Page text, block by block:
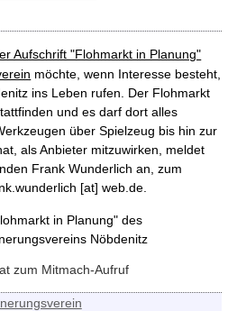
möchte, wenn Interesse besteht,
ins Leben rufen. Der Flohmarkt
und es darf dort alles
über Spielzeug bis hin zur
als Anbieter mitzuwirken, meldet
Frank Wunderlich an, zum
[at] web.de.
zum Mitmach-Aufruf